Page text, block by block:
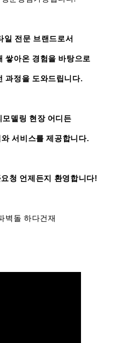
일 전문 브랜드로서
쌓아온 경험을 바탕으로
과정을 도와드립니다.
델링 현장 어디든
서비스를 제공합니다.
청 언제든지 환영합니다!